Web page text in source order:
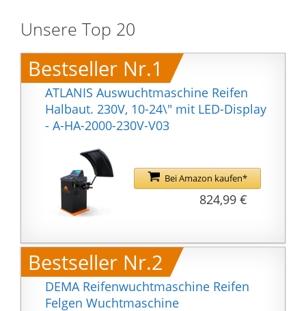
Unsere Top 20
Bestseller Nr.1
ATLANIS Auswuchtmaschine Reifen
Halbaut. 230V, 10-24\" mit LED-Display
- A-HA-2000-230V-V03
Bei Amazon kaufen*
824,99 €
Bestseller Nr.2
DEMA Reifenwuchtmaschine Reifen
Felgen Wuchtmaschine